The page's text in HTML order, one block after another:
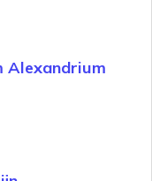
Alexandrium